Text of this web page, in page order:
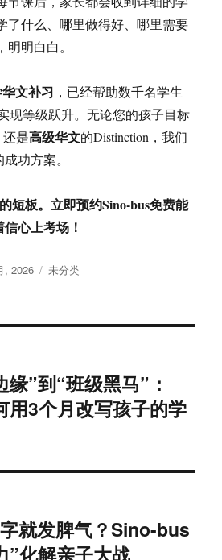
什么、哪里做得好、哪里需要
明白白。
文补习 ，已经帮助数千名学生
现等级跃升。无论您的孩子目标
还是高级华文的Distinction，我们
功方案。
短板。立即预约Sino-bus免费能
心上考场！
, 2026
分
未分类
”到“班级黑马”：
3个月改写孩子的学
就发脾气？Sino-bus
”化解亲子大战